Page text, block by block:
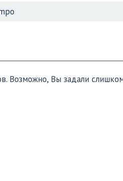
Возможно, Вы задали